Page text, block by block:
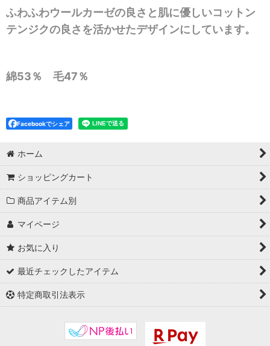
ふわふわウールカーゼの良さと肌に優しいコットン
テンジクの良さを活かせたデザインにしています。
綿53％ 毛47％
Facebookでシェア
ホーム
ショッピングカート
商品アイテム別
マイページ
お気に入り
最近チェックしたアイテム
特定商取引法表示